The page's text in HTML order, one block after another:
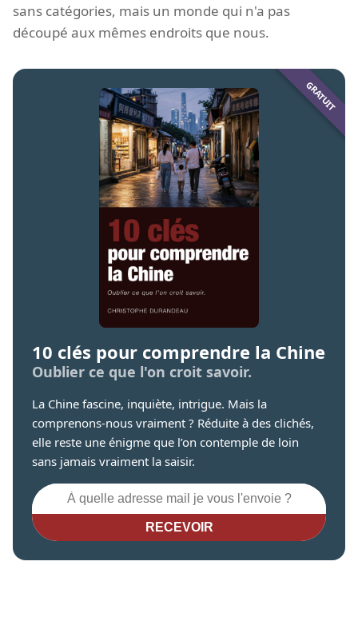
sans catégories, mais un monde qui n'a pas
découpé aux mêmes endroits que nous.
10 clés pour comprendre la Chine
Oublier ce que l'on croit savoir.
La Chine fascine, inquiète, intrigue. Mais la
comprenons-nous vraiment ? Réduite à des clichés,
elle reste une énigme que l’on contemple de loin
sans jamais vraiment la saisir.
RECEVOIR